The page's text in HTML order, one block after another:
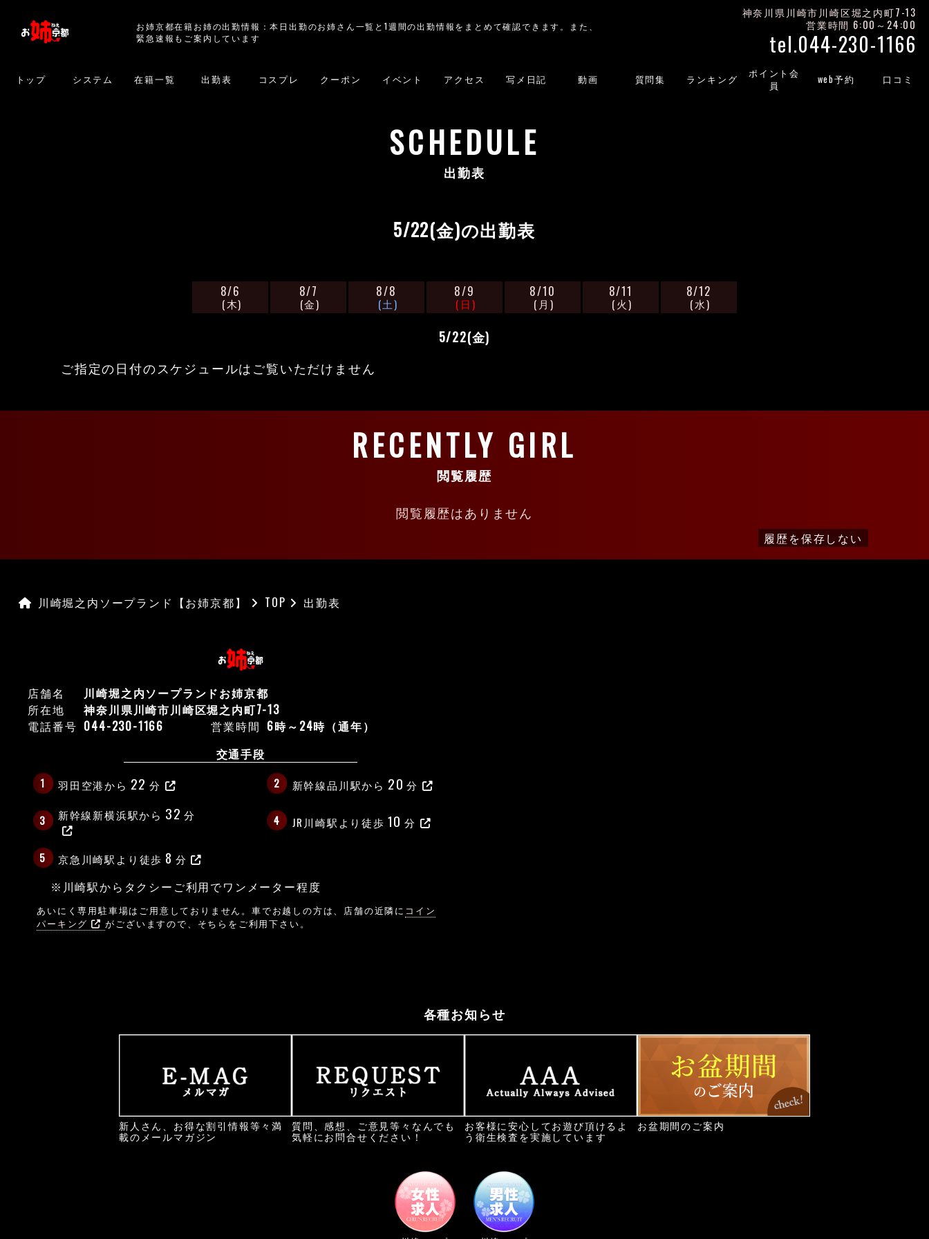
お姉京都在籍お姉の出勤情報：本日出勤のお姉さん一覧と1週間の出勤情報をまとめて確認できます。また、
緊急速報もご案内しています
神奈川県川崎市川崎区堀之内町7-13
営業時間 6:00～24:00
tel.044-230-1166
トップ システム 在籍一覧 出勤表 コスプレ イベント アクセス 質問集 ランキング
クーポン 動画
写メ日記
ポイント会
員
web予約 口コミ
SCHEDULE
出勤表
5/22(金)の出勤表
8/6
(木)
8/7
(金)
8/8
(土)
8/9
(日)
8/10
(月)
8/11
(火)
8/12
(水)
5/22(金)
ご指定の日付のスケジュールはご覧いただけません
RECENTLY GIRL
閲覧履歴
閲覧履歴はありません
履歴を保存しない
川崎堀之内ソープランド【お姉京都】 TOP 出勤表
店舗名
川崎堀之内ソープランドお姉京都
所在地
神奈川県川崎市川崎区堀之内町7-13
電話番号 044-230-1166 営業時間 6時～24時（通年）
交通手段
1 羽田空港から 22 分 2 新幹線品川駅から 20 分
3 新幹線新横浜駅から 32 分 4 JR川崎駅より徒歩 10 分
5 京急川崎駅より徒歩 8 分
※川崎駅からタクシーご利用でワンメーター程度
あいにく専用駐車場はご用意しておりません。車でお越しの方は、店舗の近隣に コイン
パーキング
がございますので、そちらをご利用下さい。
各種お知らせ
新人さん、お得な割引情報等々満
載のメールマガジン
質問、感想、ご意見等々なんでも
気軽にお問合せください！
お客様に安心してお遊び頂けるよ
う衛生検査を実施しています
お盆期間のご案内